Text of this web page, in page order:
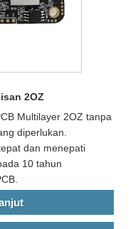
2OZ
Multilayer 2OZ tanpa
diperlukan.
dan menepati
10 tahun